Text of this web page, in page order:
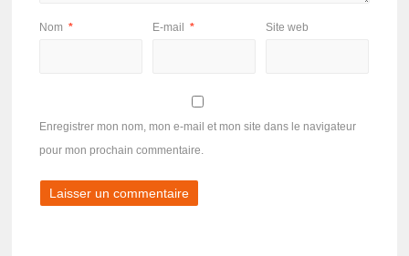
Nom * E-mail * Site web
Enregistrer mon nom, mon e-mail et mon site dans le navigateur
pour mon prochain commentaire.